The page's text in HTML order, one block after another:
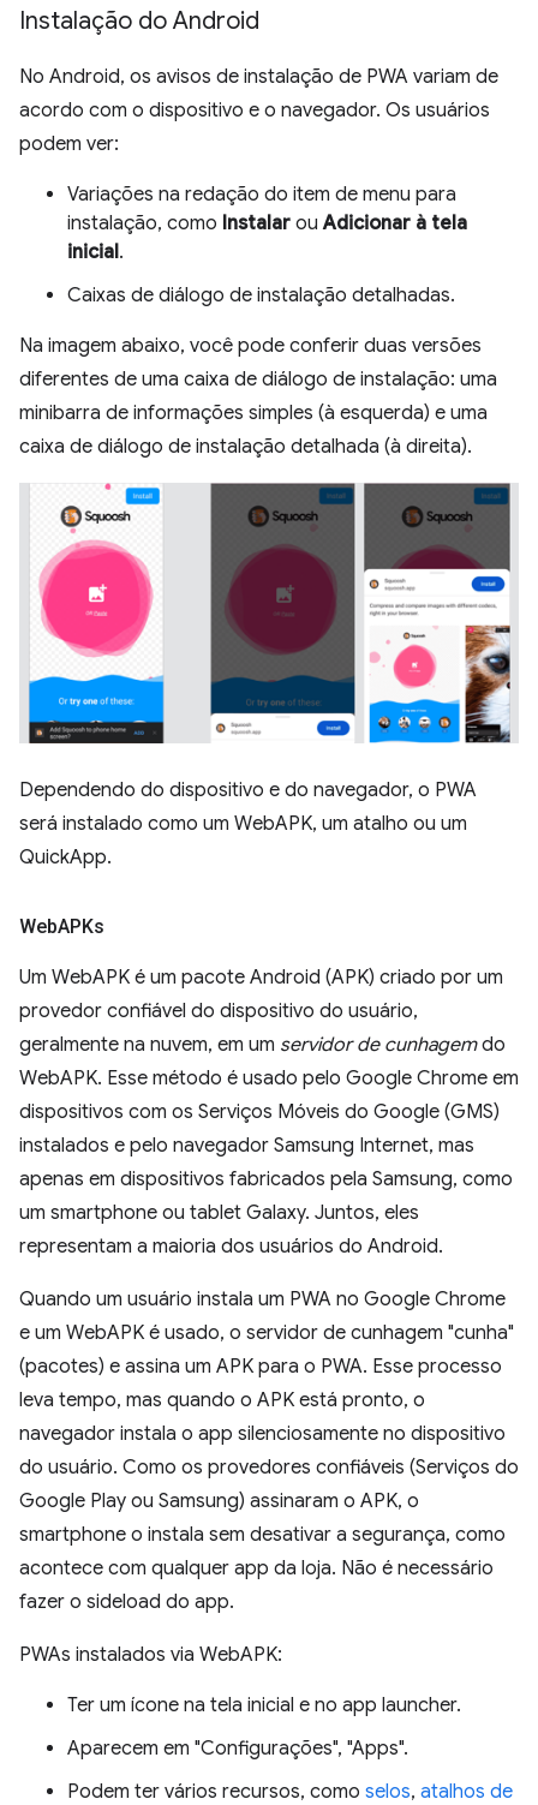
Instalação do Android
No Android, os avisos de instalação de PWA variam de
acordo com o dispositivo e o navegador. Os usuários
podem ver:
Variações na redação do item de menu para
instalação, como Instalar ouAdicionar à tela
inicial.
Caixas de diálogo de instalação detalhadas.
Na imagem abaixo, você pode conferir duas versões
diferentes de uma caixa de diálogo de instalação: uma
minibarra de informações simples (à esquerda) e uma
caixa de diálogo de instalação detalhada (à direita).
Dependendo do dispositivo e do navegador, o PWA
será instalado como um WebAPK, um atalho ou um
QuickApp.
WebAPKs
Um WebAPK é um pacote Android (APK) criado por um
provedor confiável do dispositivo do usuário,
geralmente na nuvem, em um servidor de cunhagemdo
WebAPK. Esse método é usado pelo Google Chrome em
dispositivos com os Serviços Móveis do Google (GMS)
instalados e pelo navegador Samsung Internet, mas
apenas em dispositivos fabricados pela Samsung, como
um smartphone ou tablet Galaxy. Juntos, eles
representam a maioria dos usuários do Android.
Quando um usuário instala um PWA no Google Chrome
e um WebAPK é usado, o servidor de cunhagem "cunha"
(pacotes) e assina um APK para o PWA. Esse processo
leva tempo, mas quando o APK está pronto, o
navegador instala o app silenciosamente no dispositivo
do usuário. Como os provedores confiáveis (Serviços do
Google Play ou Samsung) assinaram o APK, o
smartphone o instala sem desativar a segurança, como
acontece com qualquer app da loja. Não é necessário
fazer o sideload do app.
PWAs instalados via WebAPK:
Ter um ícone na tela inicial e no app launcher.
Aparecem em "Configurações", "Apps".
Podem ter vários recursos, como selos, atalhos de